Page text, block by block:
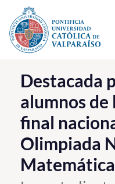
Click acá para ir
La Universidad
Investigación,
PUCV Internacional
Vinculación con el
Destacada
alumnos de
final
Olimpiada
Matemática